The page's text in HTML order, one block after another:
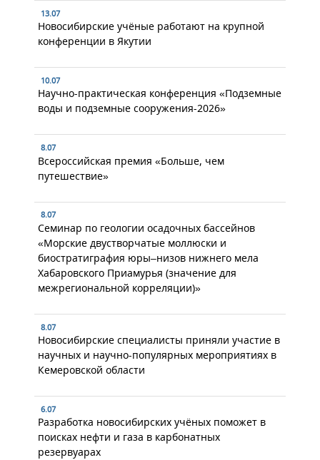
13.07
Новосибирские учёные работают на крупной
конференции в Якутии
10.07
Научно-практическая конференция «Подземные
воды и подземные сооружения-2026»
8.07
Всероссийская премия «Больше, чем
путешествие»
8.07
Семинар по геологии осадочных бассейнов
«Морские двустворчатые моллюски и
биостратиграфия юры–низов нижнего мела
Хабаровского Приамурья (значение для
межрегиональной корреляции)»
8.07
Новосибирские специалисты приняли участие в
научных и научно-популярных мероприятиях в
Кемеровской области
6.07
Разработка новосибирских учёных поможет в
поисках нефти и газа в карбонатных
резервуарах